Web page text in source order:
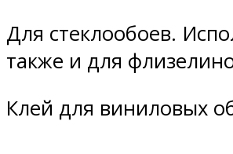
Для стеклообоев.
также и для
Клей для виниловых